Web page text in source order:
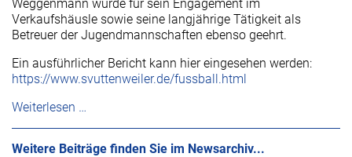
Weggenmann wurde für sein Engagement im
Verkaufshäusle sowie seine langjährige Tätigkeit als
Betreuer der Jugendmannschaften ebenso geehrt.
Ein ausführlicher Bericht kann hier eingesehen werden:
https://www.svuttenweiler.de/fussball.html
Weiterlesen …
Weitere Beiträge finden Sie im Newsarchiv...